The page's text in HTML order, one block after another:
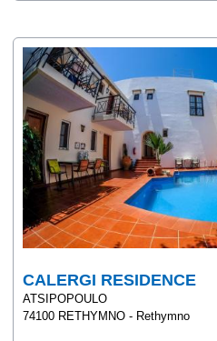
CALERGI RESIDENCE
ATSIPOPOULO
74100 RETHYMNO - Rethymno